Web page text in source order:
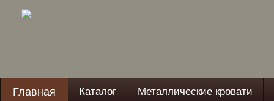
Главная Каталог Металлические кровати